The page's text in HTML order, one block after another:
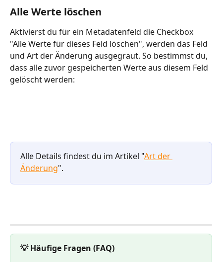
Alle Werte löschen
Aktivierst du für ein Metadatenfeld die Checkbox
"Alle Werte für dieses Feld löschen", werden das Feld
und Art der Änderung ausgegraut. So bestimmst du,
dass alle zuvor gespeicherten Werte aus diesem Feld
gelöscht werden:
Alle Details findest du im Artikel "Art der
Änderung".
💡 Häufige Fragen (FAQ)